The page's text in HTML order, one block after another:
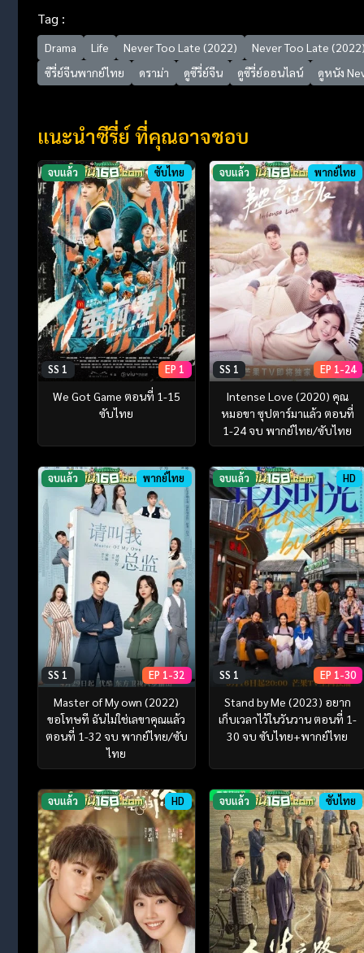
Tag :
Drama Life Never Too Late (2022)
Never Too Late
ซีรี่ย์จีนพากย์ไทย
ดราม่า ดูซีรี่ย์จีน ดูซีรี่ย์ออนไลน์ ดูหนัง
แนะนำซีรี่ย์ ที่คุณอาจชอบ
จบแล้ว ซับไทย
SS 1 EP 1
We Got Game ตอนที่ 1-15
ซับไทย
จบแล้ว พากย์ไทย
SS 1 EP 1-24
Intense Love (2020) คุณ
หมอขา ซุปตาร์มาแล้ว ตอนที่
1-24 จบ พากย์ไทย/ซับไทย
จบแล้ว พากย์ไทย
SS 1 EP 1-32
Master of My own (2022)
ขอโทษที ฉันไม่ใช่เลขาคุณแล้ว
ตอนที่ 1-32 จบ พากย์ไทย/ซับ
ไทย
จบแล้ว HD
SS 1 EP 1-30
Stand by Me (2023) อยาก
เก็บเวลาไว้ในวันวาน ตอนที่ 1-
30 จบ ซับไทย+พากย์ไทย
จบแล้ว HD จบแล้ว ซับไทย